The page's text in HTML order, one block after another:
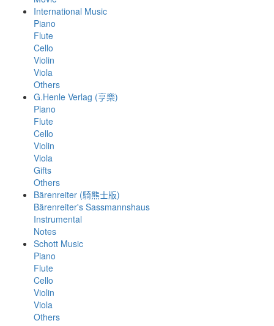
International Music
Piano
Flute
Cello
Violin
Viola
Others
G.Henle Verlag (亨樂)
Piano
Flute
Cello
Violin
Viola
Gifts
Others
Bärenreiter (騎熊士版)
Bärenreiter's Sassmannshaus
Instrumental
Notes
Schott Music
Piano
Flute
Cello
Violin
Viola
Others